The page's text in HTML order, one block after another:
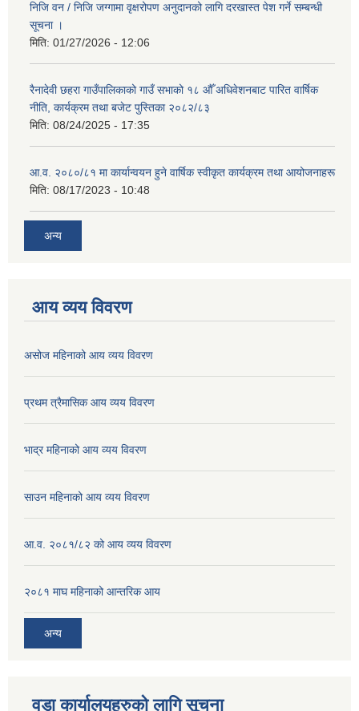
निजि वन / निजि जग्गामा वृक्षरोपण अनुदानको लागि दरखास्त पेश गर्ने सम्बन्धी
सूचना ।
मिति: 01/27/2026 - 12:06
रैनादेवी छहरा गाउँपालिकाको गाउँ सभाको १८ औँ अधिवेशनबाट पारित वार्षिक
नीति, कार्यक्रम तथा बजेट पुस्तिका २०८२/८३
मिति: 08/24/2025 - 17:35
आ.व. २०८०/८१ मा कार्यान्वयन हुने वार्षिक स्वीकृत कार्यक्रम तथा आयोजनाहरू
मिति: 08/17/2023 - 10:48
अन्य
आय व्यय विवरण
असोज महिनाको आय व्यय विवरण
प्रथम त्रैमासिक आय व्यय विवरण
भाद्र महिनाको आय व्यय विवरण
साउन महिनाको आय व्यय विवरण
आ.व. २०८१/८२ को आय व्यय विवरण
२०८१ माघ महिनाको आन्तरिक आय
अन्य
वडा कार्यालयहरुको लागि सूचना